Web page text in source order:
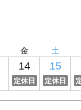
金
14
定休日
土
15
定休日